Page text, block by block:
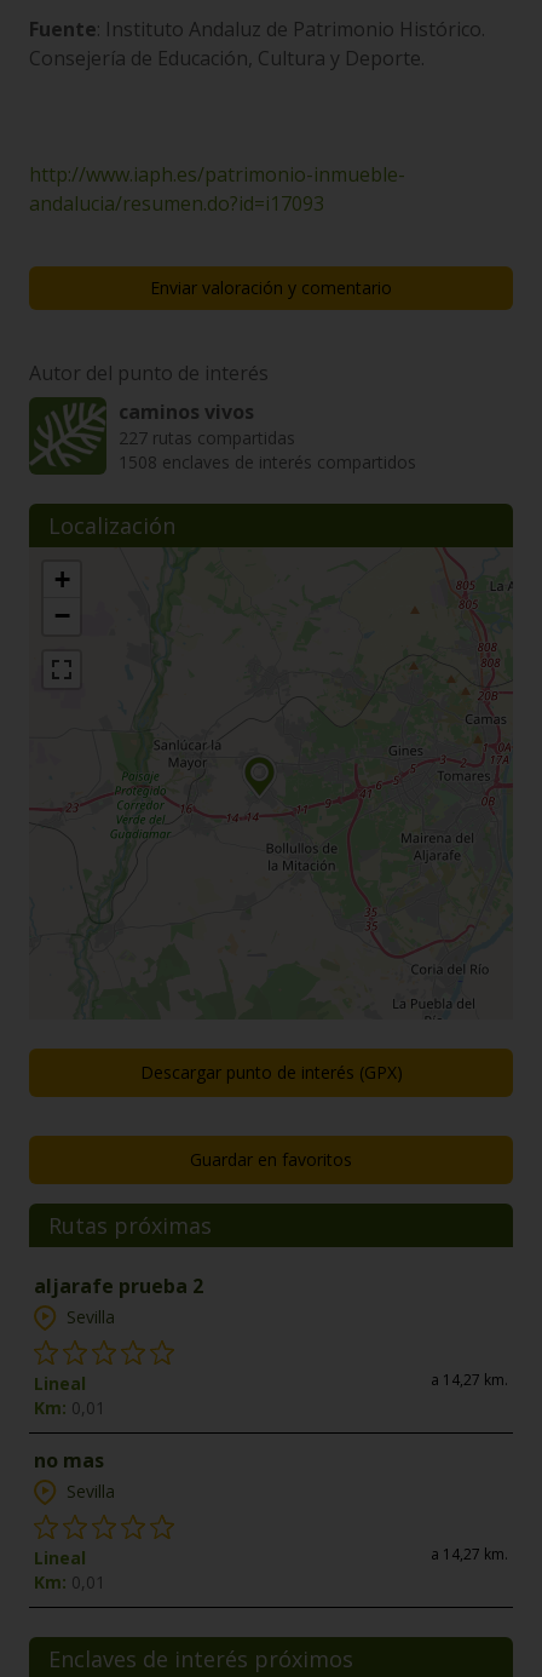
Fuente: Instituto Andaluz de Patrimonio Histórico.
Consejería de Educación, Cultura y Deporte.
http://www.iaph.es/patrimonio-inmueble-
andalucia/resumen.do?id=i17093
Enviar valoración y comentario
Autor del punto de interés
caminos vivos
227 rutas compartidas
1508 enclaves de interés compartidos
Localización
+
−
Descargar punto de interés (GPX)
Guardar en favoritos
Rutas próximas
aljarafe prueba 2
Sevilla
Lineal
Km: 0,01
a 14,27 km.
no mas
Sevilla
Lineal
Km: 0,01
a 14,27 km.
Enclaves de interés próximos